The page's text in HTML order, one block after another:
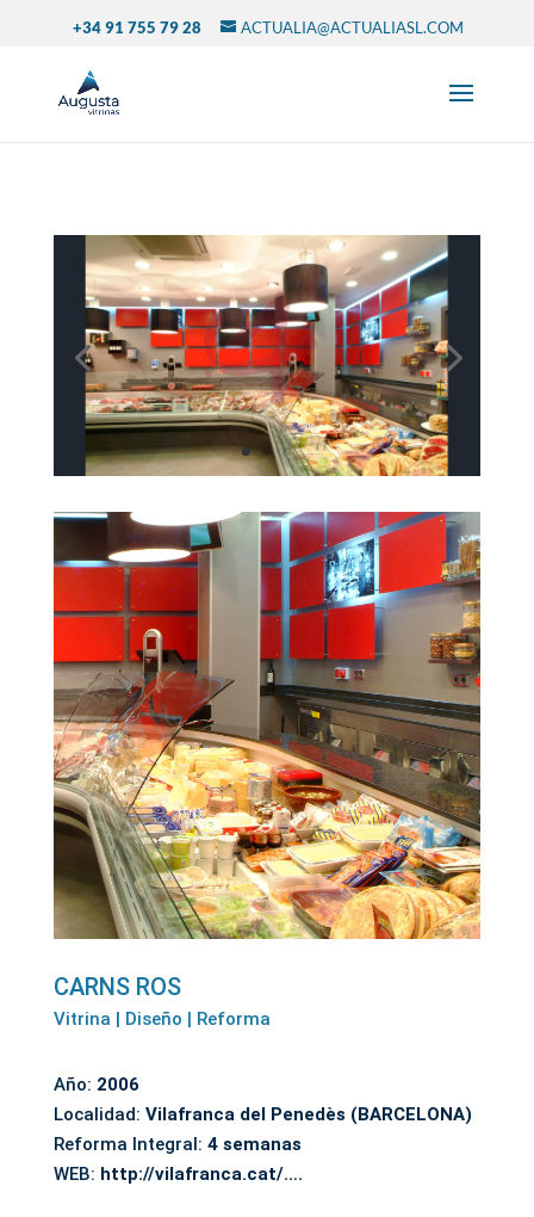
+34 91 755 79 28 ACTUALIA@ACTUALIASL.COM
CARNS ROS
Vitrina | Diseño | Reforma
Año: 2006
Localidad: Vilafranca del Penedès (BARCELONA)
Reforma Integral: 4 semanas
WEB: http://vilafranca.cat/….